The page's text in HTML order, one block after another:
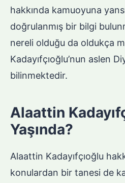
hakkında kamuoyuna
doğrulanmış bir bilgi
nereli olduğu da oldukça
Kadayıfçıoğlu’nun aslen
bilinmektedir.
Alaattin
Yaşında?
Alaattin Kadayıfçıoğlu
konulardan bir tanesi de